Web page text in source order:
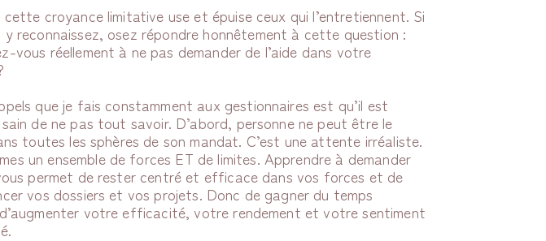
croyance limitative use et épuise ceux qui l’entretiennent. Si
y reconnaissez, osez répondre honnêtement à cette question :
vous réellement à ne pas demander de l’aide dans votre
que je fais constamment aux gestionnaires est qu’il est
de ne pas tout savoir. D’abord, personne ne peut être le
toutes les sphères de son mandat. C’est une attente irréaliste.
un ensemble de forces ET de limites. Apprendre à demander
permet de rester centré et efficace dans vos forces et de
vos dossiers et vos projets. Donc de gagner du temps
votre efficacité, votre rendement et votre sentiment